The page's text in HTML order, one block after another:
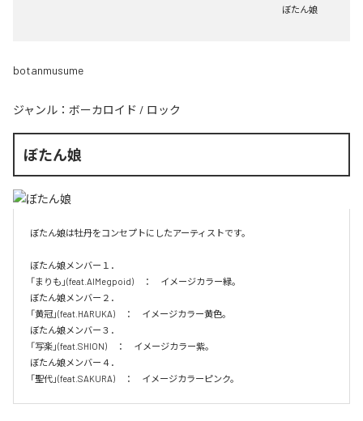
ぼたん娘
botanmusume
ジャンル： ボーカロイド / ロック
ぼたん娘
ぼたん娘は牡丹をコンセプトにしたアーティストです。
ぼたん娘メンバー１．
「まりも」(feat.AIMegpoid)　：　イメージカラー緑。
ぼたん娘メンバー２．
「黄冠」(feat.HARUKA)　：　イメージカラー黄色。
ぼたん娘メンバー３．
「写楽」(feat.SHION)　：　イメージカラー紫。
ぼたん娘メンバー４．
「聖代」(feat.SAKURA)　：　イメージカラーピンク。